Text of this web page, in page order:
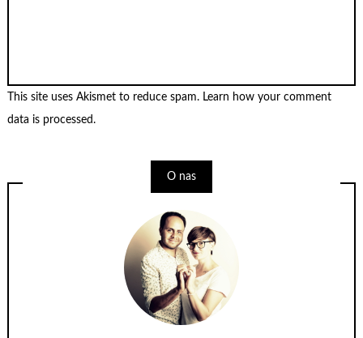
This site uses Akismet to reduce spam. Learn how your comment
data is processed.
O nas